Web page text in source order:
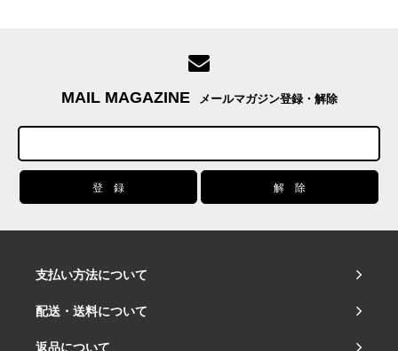
MAIL MAGAZINE メールマガジン登録・解除
支払い方法について
配送・送料について
返品について